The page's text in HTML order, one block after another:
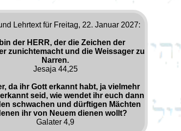
Lehrtext für Freitag, 22. Januar 2027:
der HERR, der die Zeichen der
zunichtemacht und die Weissager zu
Narren.
Jesaja 44,25
da ihr Gott erkannt habt, ja vielmehr
seid, wie wendet ihr euch dann
schwachen und dürftigen Mächten
ihr von Neuem dienen wollt?
Galater 4,9